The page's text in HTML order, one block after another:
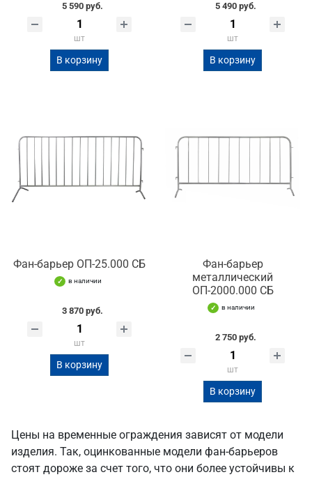
5 590 руб.
шт
В корзину
5 490 руб.
шт
В корзину
Фан-барьер ОП-25.000 СБ
в наличии
3 870 руб.
шт
В корзину
Фан-барьер
металлический
ОП-2000.000 СБ
в наличии
2 750 руб.
шт
В корзину
Цены на временные ограждения зависят от модели
изделия. Так, оцинкованные модели фан-барьеров
стоят дороже за счет того, что они более устойчивы к